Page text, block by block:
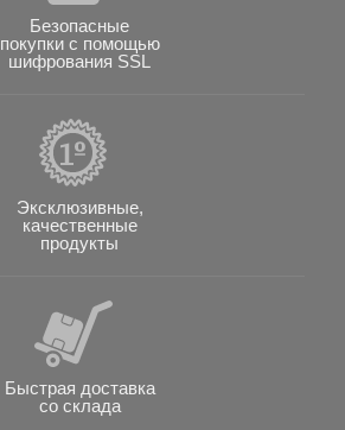
Безопасные
покупки с помощью
шифрования SSL
Эксклюзивные,
качественные
продукты
Быстрая доставка
со склада